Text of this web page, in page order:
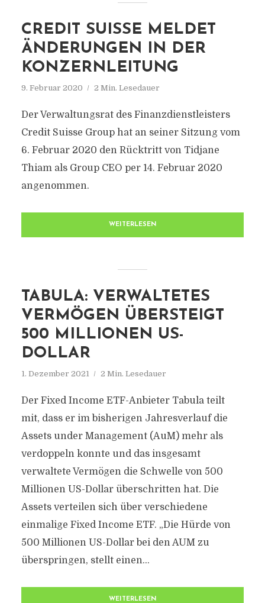
CREDIT SUISSE MELDET
ÄNDERUNGEN IN DER
KONZERNLEITUNG
9. Februar 2020 2 Min. Lesedauer
Der Verwaltungsrat des Finanzdienstleisters
Credit Suisse Group hat an seiner Sitzung vom
6. Februar 2020 den Rücktritt von Tidjane
Thiam als Group CEO per 14. Februar 2020
angenommen.
WEITERLESEN
TABULA: VERWALTETES
VERMÖGEN ÜBERSTEIGT
500 MILLIONEN US-
DOLLAR
1. Dezember 2021 2 Min. Lesedauer
Der Fixed Income ETF-Anbieter Tabula teilt
mit, dass er im bisherigen Jahresverlauf die
Assets under Management (AuM) mehr als
verdoppeln konnte und das insgesamt
verwaltete Vermögen die Schwelle von 500
Millionen US-Dollar überschritten hat. Die
Assets verteilen sich über verschiedene
einmalige Fixed Income ETF. „Die Hürde von
500 Millionen US-Dollar bei den AUM zu
überspringen, stellt einen...
WEITERLESEN